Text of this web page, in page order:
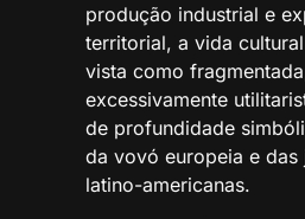
produção industrial e
territorial, a vida
vista como
excessivamente
de profundidade
da vovó europeia e das
latino-americanas.